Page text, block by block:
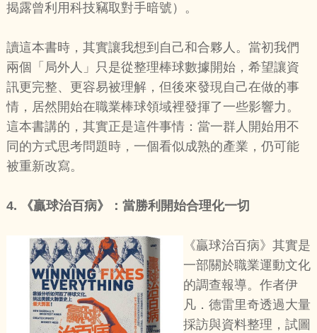
揭露曾利用科技竊取對手暗號）。
讀這本書時，其實讓我想到自己和合夥人。當初我們
兩個「局外人」只是從整理棒球數據開始，希望讓資
訊更完整、更容易被理解，但後來發現自己在做的事
情，居然開始在職業棒球領域裡發揮了一些影響力。
這本書講的，其實正是這件事情：當一群人開始用不
同的方式思考問題時，一個看似成熟的產業，仍可能
被重新改寫。
4. 《贏球治百病》：當勝利開始合理化一切
《贏球治百病》其實是
一部關於職業運動文化
的調查報導。作者伊
凡．德雷里奇透過大量
採訪與資料整理，試圖